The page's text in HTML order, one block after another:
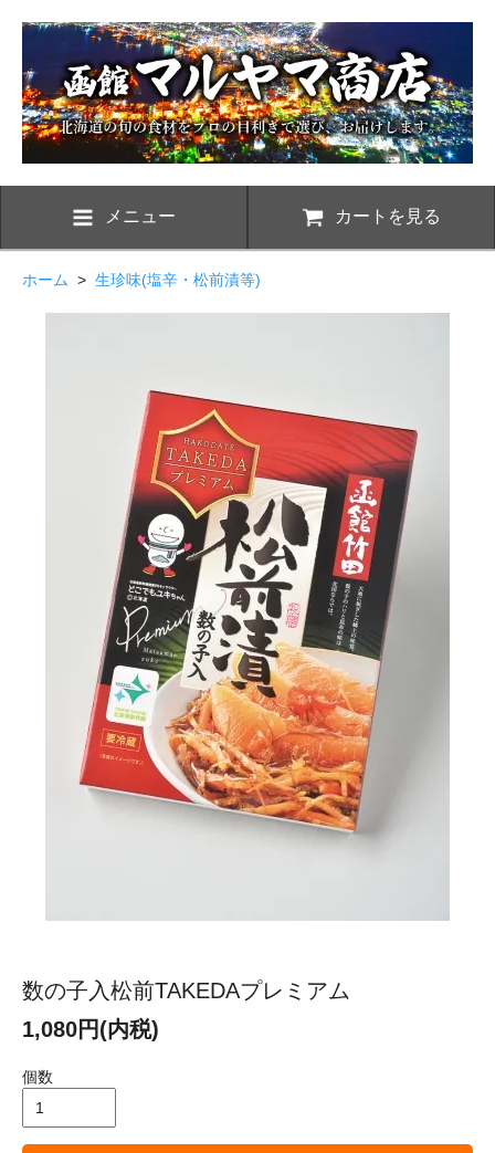
メニュー カートを見る
ホーム > 生珍味(塩辛・松前漬等)
数の子入松前TAKEDAプレミアム
1,080円(内税)
個数